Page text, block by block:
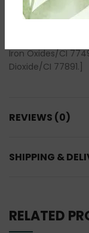
Helianthus
Iron Oxides/CI
Dioxide/CI 77891.]
REVIEWS (0)
SHIPPING &
RELATED